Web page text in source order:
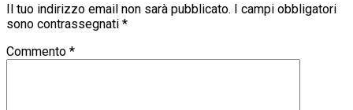
Il tuo indirizzo email non sarà pubblicato. I campi obbligatori
sono contrassegnati *
Commento *